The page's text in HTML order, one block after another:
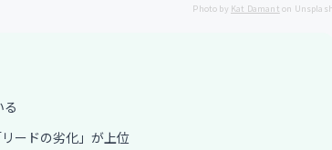
Photo by Kat Damant on
ードの劣化」が上位